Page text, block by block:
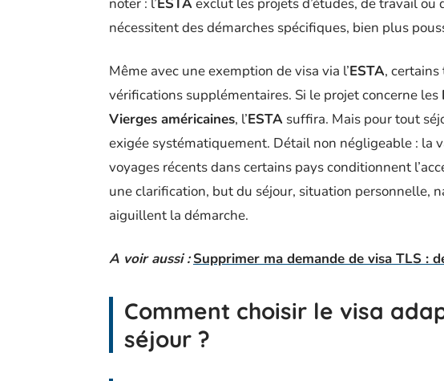
nécessitent des démarches spécifiques, bien plus
Même avec une exemption de visa via l’ESTA,
vérifications supplémentaires. Si le projet concerne les
Vierges américaines, l’ESTA suffira. Mais pour tout
exigée systématiquement. Détail non négligeable : la
voyages récents dans certains pays conditionnent
une clarification, but du séjour, situation personnelle,
aiguillent la démarche.
A voir aussi : Supprimer ma demande de visa TLS :
Comment choisir le visa
séjour ?